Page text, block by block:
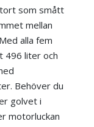
som smått
mellan
alla fem
496 liter och
Behöver du
golvet i
motorluckan